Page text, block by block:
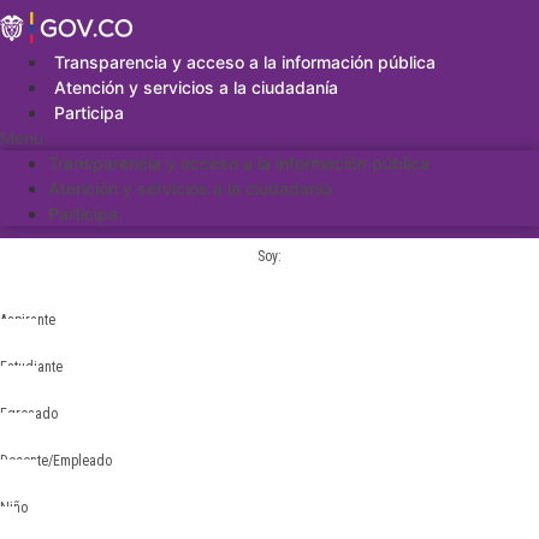
Saltar
al
contenidoTransparencia y acceso a la información pública
Atención y servicios a la ciudadanía
Participa
Menu
Transparencia y acceso a la información pública
Atención y servicios a la ciudadanía
Participa
Soy:
Aspirante
Estudiante
Egresado
Docente/Empleado
Niño